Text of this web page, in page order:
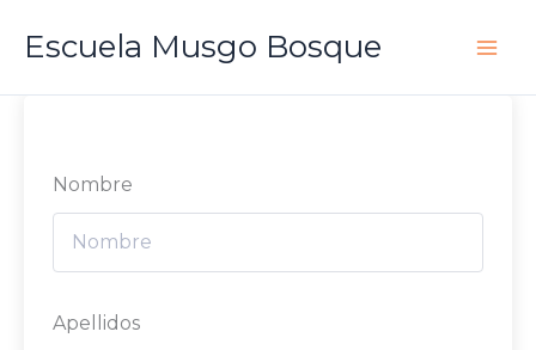
Escuela Musgo Bosque
Nombre
Apellidos